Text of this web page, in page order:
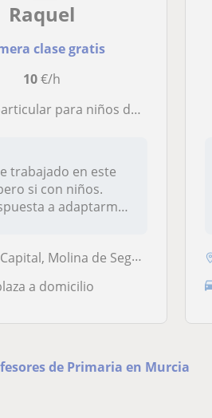
Raquel
clase gratis
10€/h
niños de primaria de todas las edades
trabajado en este
si con niños.
a adaptarme
Molina de Segura
a domicilio
de Primaria en Murcia